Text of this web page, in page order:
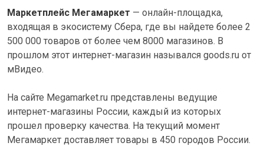
Маркетплейс Мегамаркет — онлайн-площадка,
входящая в экосистему Сбера, где вы найдете более 2
500 000 товаров от более чем 8000 магазинов. В
прошлом этот интернет-магазин назывался goods.ru от
мВидео.
На сайте Megamarket.ru представлены ведущие
интернет-магазины России, каждый из которых
прошел проверку качества. На текущий момент
Мегамаркет доставляет товары в 450 городов России.